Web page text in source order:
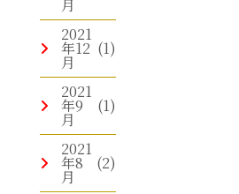
月
2021
年12
月
(1)
2021
年9
月
(1)
2021
年8
月
(2)